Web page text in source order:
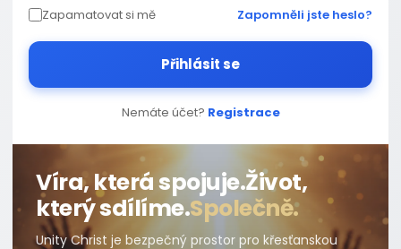
Zapamatovat si mě Zapomněli jste heslo?
Přihlásit se
Nemáte účet? Registrace
Víra, která spojuje.Život,
který sdílíme.Společně.
Unity Christ je bezpečný prostor pro křesťanskou